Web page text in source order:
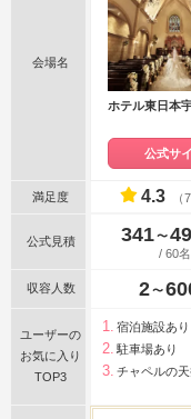
会場名
ホテル東日本
公式サ
満足度 4.3 （
公式見積 341〜
/ 60名
収容人数 2 〜
ユーザーの
お気に入り
TOP3
宿泊施設あり
駐車場あり
チャペルの